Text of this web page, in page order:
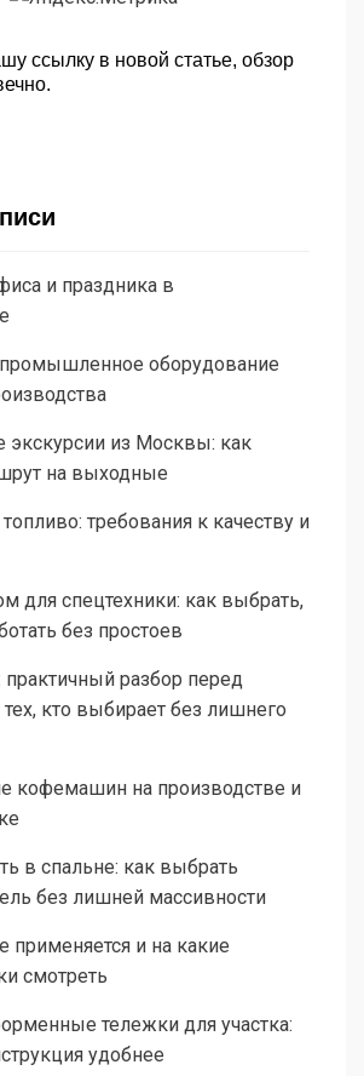
ссылку в новой статье, обзор
и праздника в
оборудование
из Москвы: как
на выходные
требования к качеству и
для спецтехники: как выбрать,
без простоев
практичный разбор перед
кто выбирает без лишнего
кофемашин на производстве и
в спальне: как выбрать
без лишней массивности
применяется и на какие
смотреть
тележки для участка:
удобнее